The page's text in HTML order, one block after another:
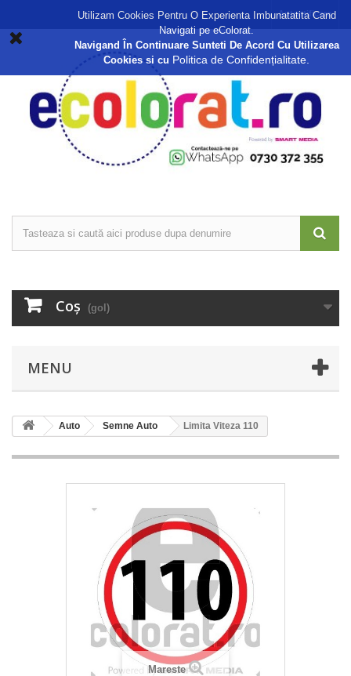
Autentificare
Coş (gol)
MENU
Auto Semne Auto Limita Viteza 110
Mareste
Utilizam Cookies Pentru O Experienta Imbunatatita Cand
Navigati pe eColorat.
Navigand În Continuare Sunteti De Acord Cu Utilizarea
Cookies si cu Politica de Confidențialitate.